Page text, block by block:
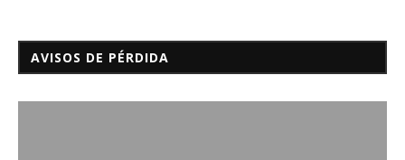
AVISOS DE PÉRDIDA